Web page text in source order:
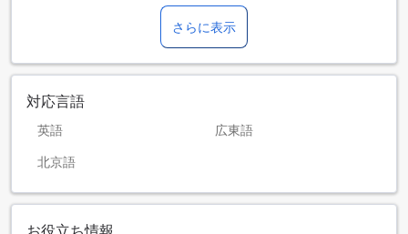
さらに表示
対応言語
英語 広東語
北京語
お役立ち情報